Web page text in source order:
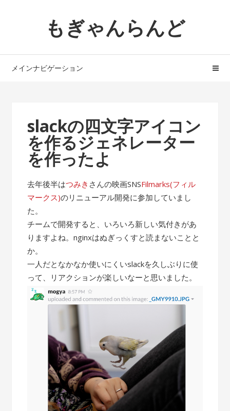
ョ
へ
もぎゃんらんど
メインナビゲーション
slackの四文字アイコン
を作るジェネレーター
を作ったよ
去年後半はつみき さんの映画SNSFilmarks(フィル
マークス)のリニューアル開発に参加していまし
た。
チームで開発すると、いろいろ新しい気付きがあ
りますよね。nginxはぬぎっくすと読まないことと
か。
一人だとなかなか使いにくいslackを久しぶりに使
って、リアクションが楽しいなーと思いました。